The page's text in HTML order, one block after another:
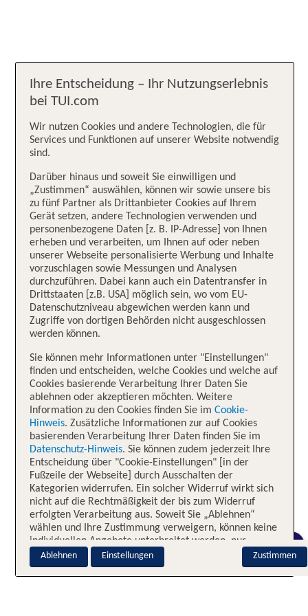
Ihre Entscheidung – Ihr Nutzungserlebnis
bei TUI.com
Wir nutzen Cookies und andere Technologien, die für
Services und Funktionen auf unserer Website notwendig
sind.
Darüber hinaus und soweit Sie einwilligen und
„Zustimmen“ auswählen, können wir sowie unsere bis
zu fünf Partner als Drittanbieter Cookies auf Ihrem
Gerät setzen, andere Technologien verwenden und
personenbezogene Daten [z. B. IP-Adresse] von Ihnen
erheben und verarbeiten, um Ihnen auf oder neben
unserer Webseite personalisierte Werbung und Inhalte
vorzuschlagen sowie Messungen und Analysen
durchzuführen. Dabei kann auch ein Datentransfer in
Drittstaaten [z.B. USA] möglich sein, wo vom EU-
Datenschutzniveau abgewichen werden kann und
Zugriffe von dortigen Behörden nicht ausgeschlossen
werden können.
Sie können mehr Informationen unter "Einstellungen"
finden und entscheiden, welche Cookies und welche auf
Cookies basierende Verarbeitung Ihrer Daten Sie
ablehnen oder akzeptieren möchten. Weitere
Information zu den Cookies finden Sie im Cookie-
Hinweis. Zusätzliche Informationen zur auf Cookies
basierenden Verarbeitung Ihrer Daten finden Sie im
Datenschutz-Hinweis. Sie können zudem jederzeit Ihre
Entscheidung über "Cookie-Einstellungen" [in der
Fußzeile der Webseite] durch Ausschalten der
Kategorien widerrufen. Ein solcher Widerruf wirkt sich
nicht auf die Rechtmäßigkeit der bis zum Widerruf
erfolgten Verarbeitung aus. Soweit Sie „Ablehnen“
wählen und Ihre Zustimmung verweigern, können keine
individuellen Angebote unterbreitet werden, nur
notwendige Cookies sind aktiv.
Impressum
Zustimmen
Ablehnen Einstellungen
CHAT